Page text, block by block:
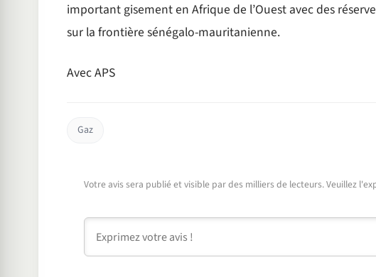
important gisement en Afrique de l’Ouest avec des
sur la frontière sénégalo-mauritanienne.
Avec APS
Gaz
Votre avis sera publié et visible par des milliers de lecteurs. Veuillez
Commentaire